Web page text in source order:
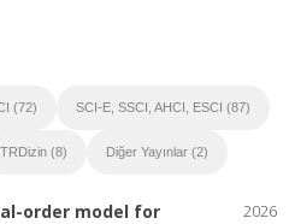
(72) SCI-E, SSCI, AHCI, ESCI (87)
TRDizin (8) Diğer Yayınlar (2)
2026
order model for